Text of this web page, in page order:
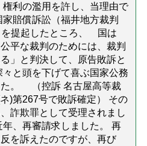
利の濫用を許し、当理由で
賠償訴訟（福井地方裁判
を提起したところ、 国は
平な裁判のためには、裁判
」と判決して、原告敗訴と
と頭を下げて喜ぶ国家公務
た。 （控訴 名古屋高等裁
)第267号で敗訴確定） その
詐欺罪として受理されまし
、再審請求しました。 再
を訴えたのですが、再び